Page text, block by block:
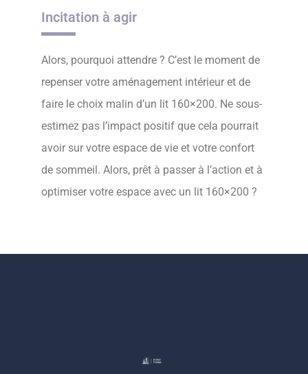
Incitation à agir
Alors, pourquoi attendre ? C’est le moment de
repenser votre aménagement intérieur et de
faire le choix malin d’un lit 160×200. Ne sous-
estimez pas l’impact positif que cela pourrait
avoir sur votre espace de vie et votre confort
de sommeil. Alors, prêt à passer à l’action et à
optimiser votre espace avec un lit 160×200 ?